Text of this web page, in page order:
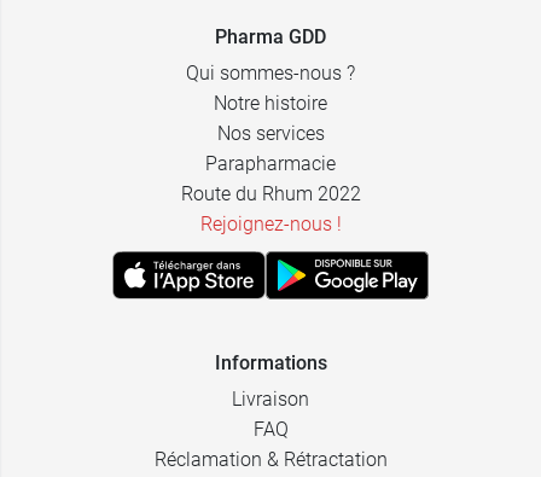
Pharma GDD
Qui sommes-nous ?
Notre histoire
Nos services
Parapharmacie
Route du Rhum 2022
Rejoignez-nous !
Informations
Livraison
FAQ
Réclamation & Rétractation